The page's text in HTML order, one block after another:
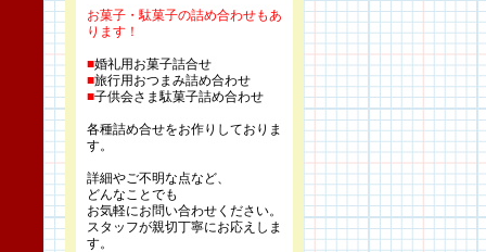
お菓子・駄菓子の詰め合わせもあ
ります！
■婚礼用お菓子詰合せ
■旅行用おつまみ詰め合わせ
■子供会さま駄菓子詰め合わせ
各種詰め合せをお作りしておりま
す。
詳細やご不明な点など、
どんなことでも
お気軽にお問い合わせください。
スタッフが親切丁寧にお応えしま
す。